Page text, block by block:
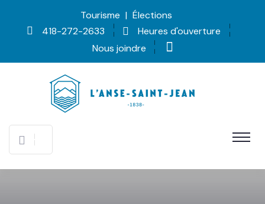
Tourisme | Élections
418-272-2633
Heures d'ouverture
Nous joindre